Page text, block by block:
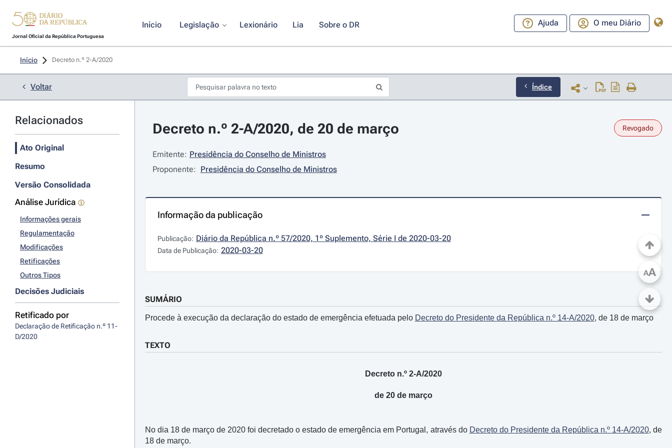
Jornal Oficial da República Portuguesa
Início Legislação Lexionário Lia Sobre o DR Ajuda O meu Diário
Início Decreto n.º 2-A/2020
Voltar Índice
Relacionados
Ato Original
Resumo
Versão Consolidada
Análise Jurídica
Informações gerais
Regulamentação
Modificações
Retificações
Outros Tipos
Decisões Judiciais
Retificado por
Declaração de Retificação n.º 11-
D/2020
Decreto n.º 2-A/2020, de 20 de março Revogado
Emitente: Presidência do Conselho de Ministros
Proponente: Presidência do Conselho de Ministros
Informação da publicação
Publicação: Diário da República n.º 57/2020, 1º Suplemento, Série I de 2020-03-20
Data de Publicação: 2020-03-20
SUMÁRIO
Procede à execução da declaração do estado de emergência efetuada pelo Decreto do Presidente da República n.º 14-A/2020, de 18 de março
TEXTO
Decreto n.º 2-A/2020
de 20 de março
No dia 18 de março de 2020 foi decretado o estado de emergência em Portugal, através do Decreto do Presidente da República n.º 14-A/2020, de
18 de março.
AA